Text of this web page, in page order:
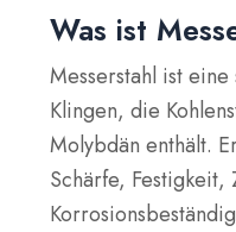
Was ist
Messerstahl ist
Klingen, die
Molybdän enthält.
Schärfe, Festigkeit,